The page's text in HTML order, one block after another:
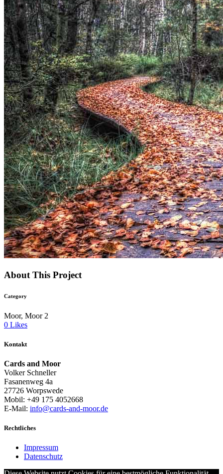
About This Project
Category
Moor, Moor 2
0 Likes
Kontakt
Cards and Moor
Volker Schneller
Fasanenweg 4a
27726 Worpswede
Mobil: +49 175 4052668
E-Mail: info@cards-and-moor.de
Rechtliches
Impressum
Datenschutz